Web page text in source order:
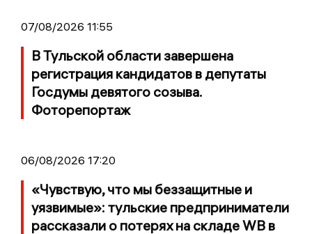
07/08/2026 11:55
В Тульской области завершена
регистрация кандидатов в депутаты
Госдумы девятого созыва.
Фоторепортаж
06/08/2026 17:20
«Чувствую, что мы беззащитные и
уязвимые»: тульские предприниматели
рассказали о потерях на складе WB в